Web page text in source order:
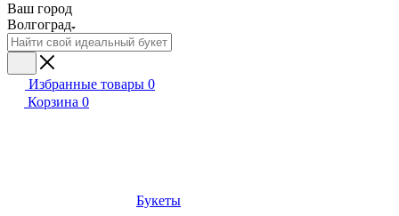
Ваш город
Волгоград
Избранные товары 0
Корзина 0
Букеты